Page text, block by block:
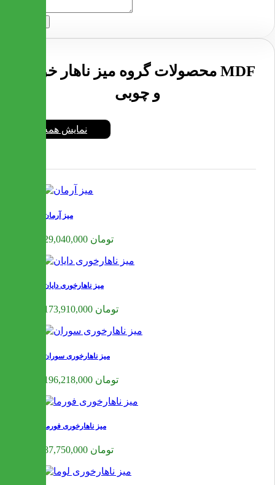
محصولات گروه میز ناهار خوری MDF
و چوبی
نمایش همه
میز آرمان
29,040,000 تومان
میز ناهارخوری دایان
173,910,000 تومان
میز ناهارخوری سوران
196,218,000 تومان
میز ناهارخوری فورما
87,750,000 تومان